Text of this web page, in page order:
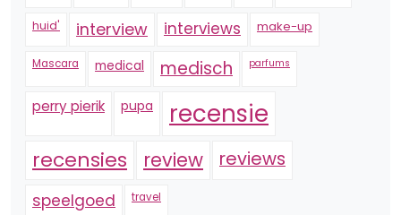
huid' interview interviews make-up
Mascara medical medisch parfums
perry pierik pupa recensie
recensies review reviews
speelgoed travel